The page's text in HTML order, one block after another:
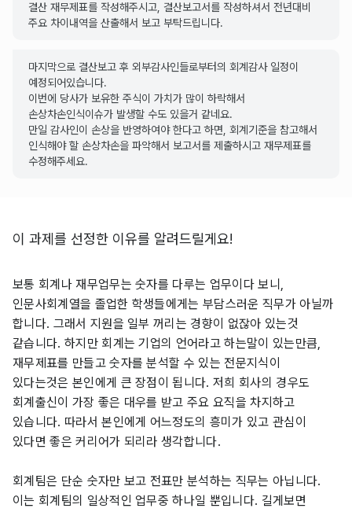
결산 재무제표를 작성해주시고, 결산보고서를 작성하셔서 전년대비
주요 차이내역을 산출해서 보고 부탁드립니다.
마지막으로 결산보고 후 외부감사인들로부터의 회계감사 일정이
예정되어있습니다.
이번에 당사가 보유한 주식이 가치가 많이 하락해서
손상차손인식이슈가 발생할 수도 있을거 같네요.
만일 감사인이 손상을 반영하여야 한다고 하면, 회계기준을 참고해서
인식해야 할 손상차손을 파악해서 보고서를 제출하시고 재무제표를
수정해주세요.
이 과제를 선정한 이유를 알려드릴게요!
보통 회계나 재무업무는 숫자를 다루는 업무이다 보니,
인문사회계열을 졸업한 학생들에게는 부담스러운 직무가 아닐까
합니다. 그래서 지원을 일부 꺼리는 경향이 없잖아 있는것
같습니다. 하지만 회계는 기업의 언어라고 하는말이 있는만큼,
재무제표를 만들고 숫자를 분석할 수 있는 전문지식이
있다는것은 본인에게 큰 장점이 됩니다. 저희 회사의 경우도
회계출신이 가장 좋은 대우를 받고 주요 요직을 차지하고
있습니다. 따라서 본인에게 어느정도의 흥미가 있고 관심이
있다면 좋은 커리어가 되리라 생각합니다.
회계팀은 단순 숫자만 보고 전표만 분석하는 직무는 아닙니다.
이는 회계팀의 일상적인 업무중 하나일 뿐입니다. 길게보면